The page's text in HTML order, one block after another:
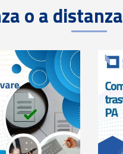
o a